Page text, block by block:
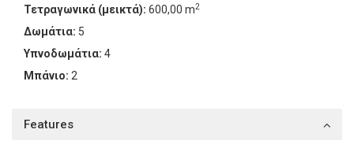
Τετραγωνικά (μεικτά): 600,00 m2
Δωμάτια: 5
Υπνοδωμάτια: 4
Μπάνιο: 2
Features